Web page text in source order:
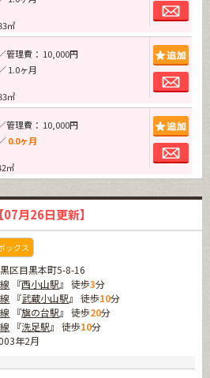
㎡
／管理費： 10,000円
1.0ヶ月
㎡
／管理費： 10,000円
0.0ヶ月
㎡
【07月26日更新】
ックス
区目黒本町5-8-16
『西小山駅』 徒歩3分
『武蔵小山駅』 徒歩10分
『旗の台駅』 徒歩20分
『洗足駅』 徒歩10分
年2月